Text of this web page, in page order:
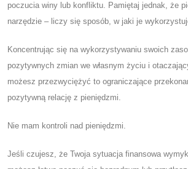
poczucia winy lub konfliktu. Pamiętaj jednak, że
narzędzie – liczy się sposób, w jaki je
Koncentrując się na wykorzystywaniu swoich
pozytywnych zmian we własnym życiu i
możesz przezwyciężyć to ograniczające
pozytywną relację z pieniędzmi.
Nie mam kontroli nad pieniędzmi.
Jeśli czujesz, że Twoja sytuacja finansowa